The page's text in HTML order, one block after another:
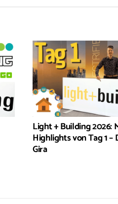
Light + Building 2026:
Highlights von Tag 1 –
Gira